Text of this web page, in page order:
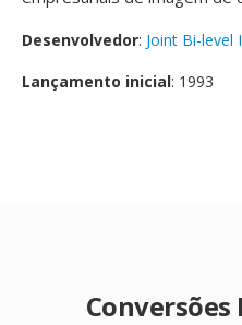
Desenvolvedor: Joint Bi-level
Lançamento inicial: 1993
Conversões